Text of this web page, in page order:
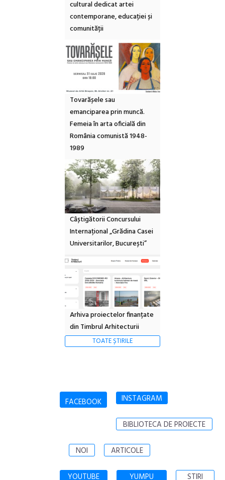
cultural dedicat artei
contemporane, educației și
comunității
Tovarășele sau
emanciparea prin muncă.
Femeia în arta oficială din
România comunistă 1948-
1989
Câștigătorii Concursului
Internațional „Grădina Casei
Universitarilor, București”
Arhiva proiectelor finanțate
din Timbrul Arhitecturii
TOATE ȘTIRILE
FACEBOOK INSTAGRAM
BIBLIOTECA DE PROIECTE
NOI ARTICOLE
YOUTUBE YUMPU STIRI